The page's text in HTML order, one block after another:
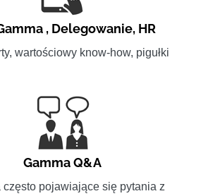
, Delegowanie, HR
wartościowy know-how, pigułki
Gamma Q&A
pojawiające się pytania z